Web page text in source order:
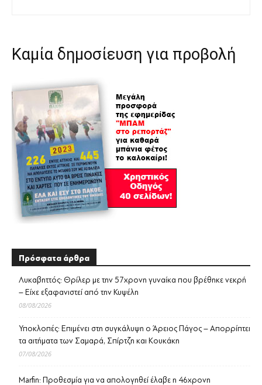
Καμία δημοσίευση για προβολή
Πρόσφατα άρθρα
Λυκαβηττός: Θρίλερ με την 57χρονη γυναίκα που βρέθηκε νεκρή
– Είχε εξαφανιστεί από την Κυψέλη
08/08/2026
Υποκλοπές: Επιμένει στη συγκάλυψη ο Άρειος Πάγος – Απορρίπτει
τα αιτήματα των Σαμαρά, Σπίρτζη και Κουκάκη
07/08/2026
Marfin: Προθεσμία για να απολογηθεί έλαβε η 46χρονη